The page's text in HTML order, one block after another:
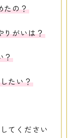
たの？
りがいは？
？
たい？
てください